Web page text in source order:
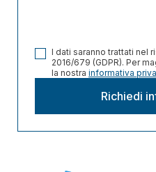
I dati saranno trattati nel
2016/679 (GDPR). Per
la nostra informativa